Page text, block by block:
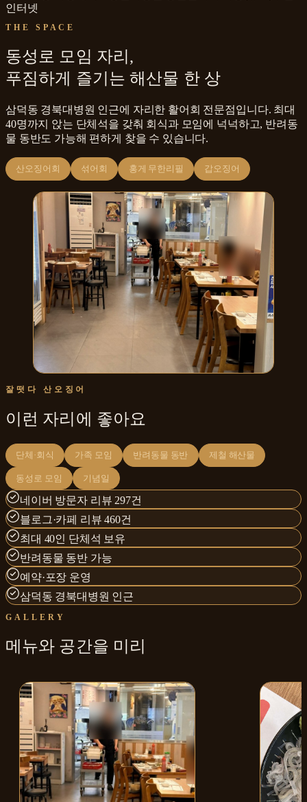
인터넷
THE SPACE
동성로 모임 자리,
푸짐하게 즐기는 해산물 한 상
삼덕동 경북대병원 인근에 자리한 활어회 전문점입니다. 최대
40명까지 앉는 단체석을 갖춰 회식과 모임에 넉넉하고, 반려동
물 동반도 가능해 편하게 찾을 수 있습니다.
산오징어회 섞어회 홍게 무한리필 갑오징어
잘떳다 산오징어
이런 자리에 좋아요
단체·회식 가족 모임 반려동물 동반 제철 해산물
동성로 모임 기념일
네이버 방문자 리뷰 297건
블로그·카페 리뷰 460건
최대 40인 단체석 보유
반려동물 동반 가능
예약·포장 운영
삼덕동 경북대병원 인근
GALLERY
메뉴와 공간을 미리